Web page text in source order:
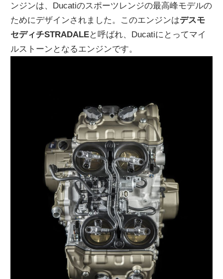
ンジンは、Ducatiのスポーツレンジの最高峰モデルの
ためにデザインされました。このエンジンはデスモ
セディチSTRADALEと呼ばれ、Ducatiにとってマイ
ルストーンとなるエンジンです。